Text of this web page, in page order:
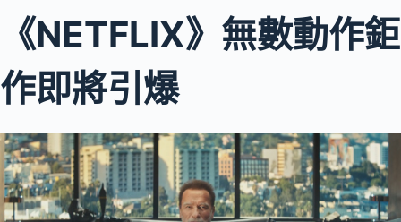
《NETFLIX》無數動作鉅
作即將引爆